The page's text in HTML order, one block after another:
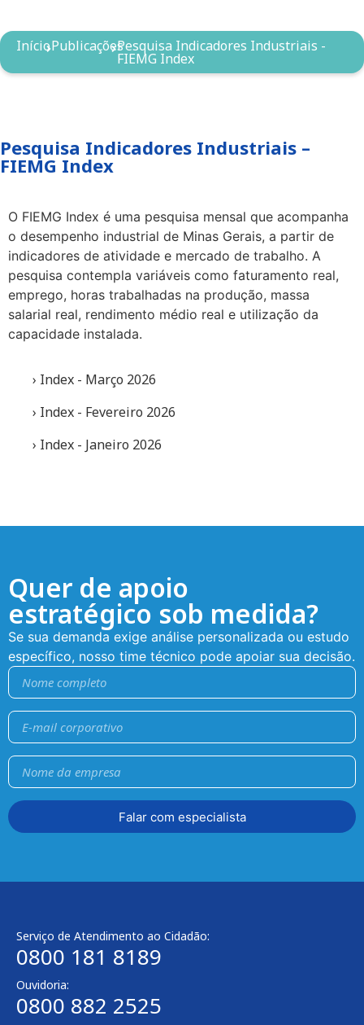
InícioPublicaçõesPesquisa Indicadores Industriais -
FIEMG Index
Pesquisa Indicadores Industriais –
FIEMG Index
O FIEMG Index é uma pesquisa mensal que acompanha
o desempenho industrial de Minas Gerais, a partir de
indicadores de atividade e mercado de trabalho. A
pesquisa contempla variáveis como faturamento real,
emprego, horas trabalhadas na produção, massa
salarial real, rendimento médio real e utilização da
capacidade instalada.
› Index - Março 2026
› Index - Fevereiro 2026
› Index - Janeiro 2026
Quer de apoio
estratégico sob medida?
Se sua demanda exige análise personalizada ou estudo
específico, nosso time técnico pode apoiar sua decisão.
Falar com especialista
Serviço de Atendimento ao Cidadão:
0800 181 8189
Ouvidoria:
0800 882 2525​